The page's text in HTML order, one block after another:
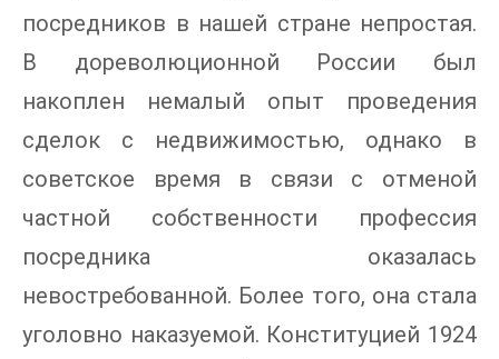
посредников в нашей стране непростая.
В дореволюционной России был
накоплен немалый опыт проведения
сделок с недвижимостью, однако в
советское время в связи с отменой
частной собственности профессия
посредника оказалась
невостребованной. Более того, она стала
уголовно наказуемой. Конституцией 1924